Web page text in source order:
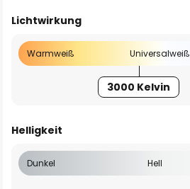
Lichtwirkung
Warmweiß Universalweiß
3000 Kelvin
Helligkeit
Dunkel Hell